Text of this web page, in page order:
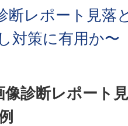
断レポート見落
対策に有用か〜
診断レポート